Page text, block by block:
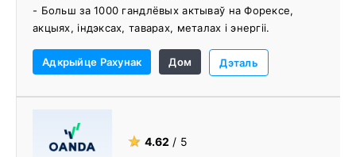
- Больш за 1000 гандлёвых актываў на Форексе,
акцыях, індэксах, таварах, металах і энергіі.
- Нулявая камісія за дэпазіты і зняцце сродкаў
- Выдатны адукацыйны і даследчы сэрвіс з
штодзённымі інтэрактыўнымі гандлёвымі пакоямі.
- Трэйдары з 190 краін
- Бясплатныя паслугі VPS
Адкрыйце Рахунак Дом Дэталь
★ 4.62 / 5